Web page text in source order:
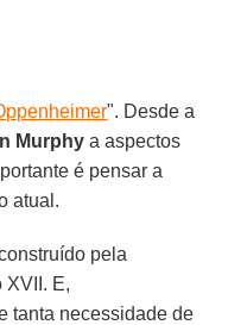
". Desde a
Murphy a aspectos
é pensar a
atual.
pela
XVII. E,
tanta necessidade de